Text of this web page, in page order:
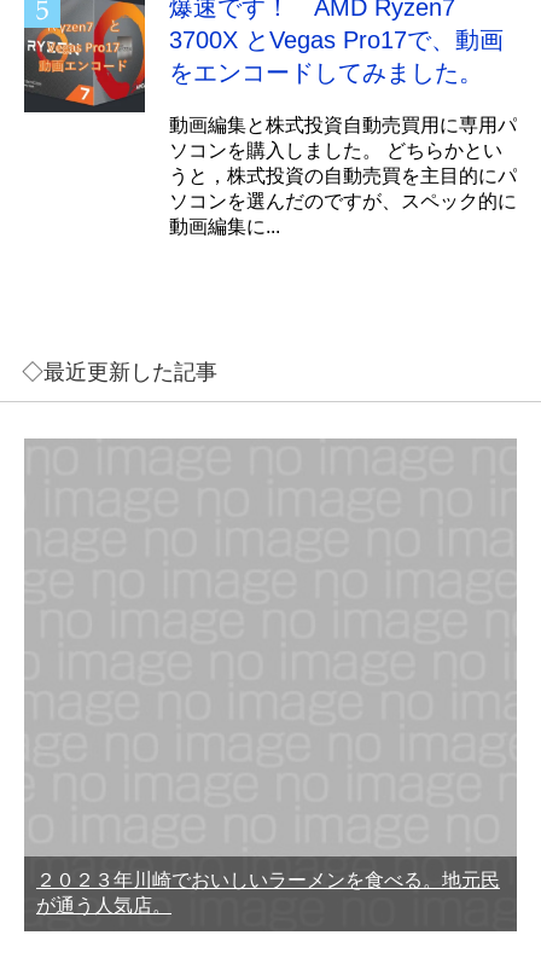
爆速です！ AMD Ryzen7
3700X とVegas Pro17で、動画
をエンコードしてみました。
動画編集と株式投資自動売買用に専用パ
ソコンを購入しました。 どちらかとい
うと，株式投資の自動売買を主目的にパ
ソコンを選んだのですが、スペック的に
動画編集に...
◇最近更新した記事
２０２３年川崎でおいしいラーメンを食べる。地元民
が通う人気店。